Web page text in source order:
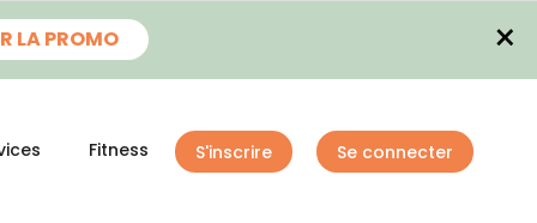
LA PROMO ×
Fitness S'inscrire Se connecter